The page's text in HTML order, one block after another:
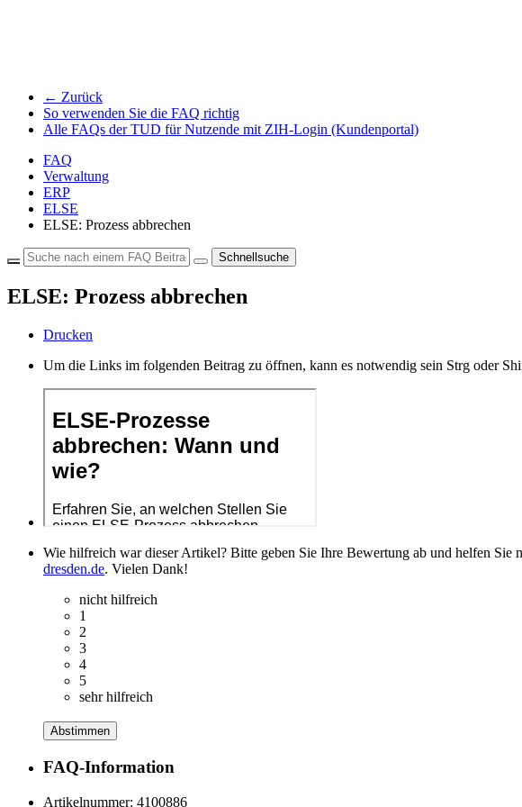
← Zurück
So verwenden Sie die FAQ richtig
Alle FAQs der TUD für Nutzende mit ZIH-Login (Kundenportal)
FAQ
Verwaltung
ERP
ELSE
ELSE: Prozess abbrechen
Schnellsuche
ELSE: Prozess abbrechen
Drucken
Um die Links im folgenden Beitrag zu öffnen, kann es notwendig sein Strg oder
Wie hilfreich war dieser Artikel? Bitte geben Sie Ihre Bewertung ab und helfen Sie
dresden.de. Vielen Dank!
nicht hilfreich
1
2
3
4
5
sehr hilfreich
Abstimmen
FAQ-Information
Artikelnummer: 4100886